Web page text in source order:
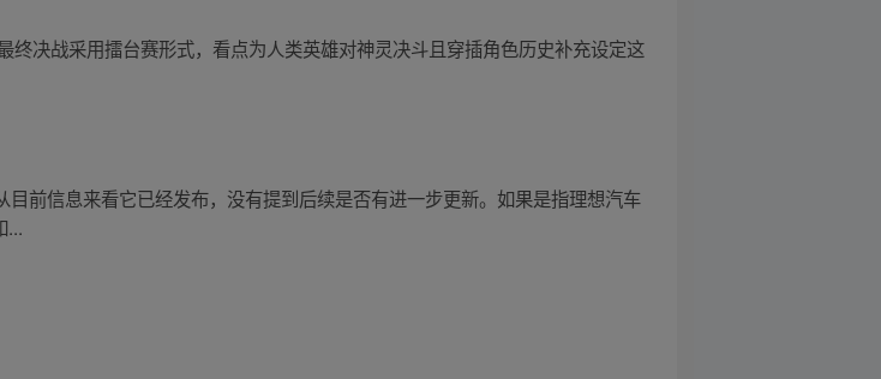
决战采用擂台赛形式，看点为人类英雄对神灵决斗且穿插角色历史补充设定这
前信息来看它已经发布，没有提到后续是否有进一步更新。如果是指理想汽车
...